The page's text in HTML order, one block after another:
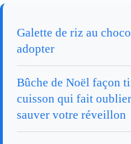
Galette de riz au
adopter
Bûche de Noël façon
cuisson qui fait
sauver votre réveillon